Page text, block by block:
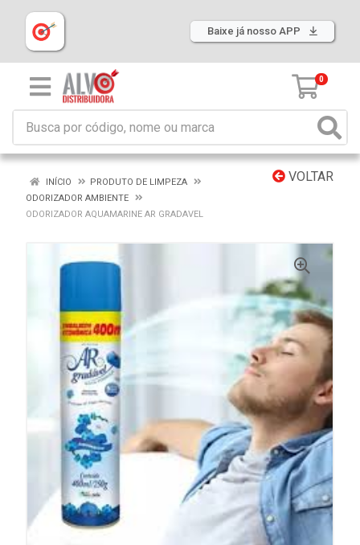
Baixe já nosso APP
0
VOLTAR
INÍCIO
PRODUTO DE LIMPEZA
ODORIZADOR AMBIENTE
ODORIZADOR AQUAMARINE AR GRADAVEL